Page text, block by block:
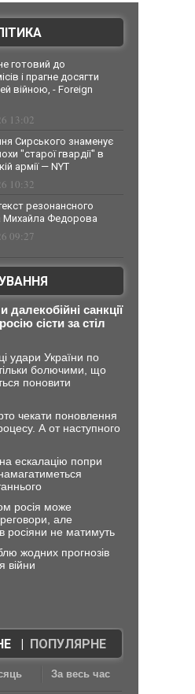
готовий до
і прагне досягти
війною, - Foreign
13:02
Сирського знаменує
"старої гвардії" в
армії — NYT
10:32
резонансного
Михайла Федорова
09:27
санкції
сісти за стіл
удари України по
болючими, що
поновити
чекати поновлення
А от наступного
ескалацію попри
росія може
але
росіяни не матимуть
жодних прогнозів
війни
| ПОПУЛЯРНЕ
За весь час